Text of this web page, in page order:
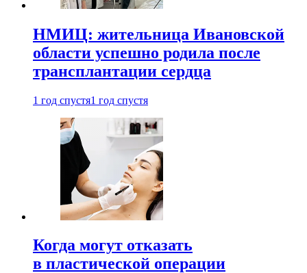
НМИЦ: жительница Ивановской
области успешно родила после
трансплантации сердца
1 год спустя1 год спустя
Когда могут отказать
в пластической операции